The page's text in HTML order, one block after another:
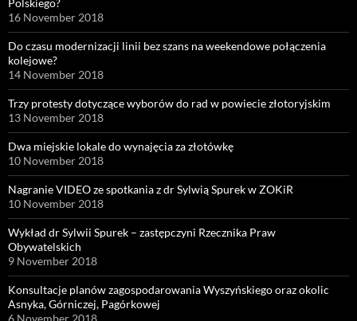
Polskiego?
16 November 2018
Do czasu modernizacji linii bez szans na weekendowe połączenia
kolejowe?
14 November 2018
Trzy protesty dotyczące wyborów do rad w powiecie złotoryjskim
13 November 2018
Dwa miejskie lokale do wynajęcia za złotówkę
10 November 2018
Nagranie VIDEO ze spotkania z dr Sylwią Spurek w ZOKiR
10 November 2018
Wykład dr Sylwii Spurek – zastępczyni Rzecznika Praw
Obywatelskich
9 November 2018
Konsultacje planów zagospodarowania Wyszyńskiego oraz okolic
Asnyka, Górniczej, Pagórkowej